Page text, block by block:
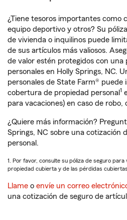
¿Tiene tesoros importantes como
equipo deportivo y otros? Su
de vivienda o inquilinos puede
de sus artículos más valiosos.
de valor estén protegidos con una
personales en Holly Springs, NC.
personales de State Farm® puede
cobertura de propiedad personal 1
para vacaciones) en caso de
¿Quiere más información?
Springs, NC sobre una cotización
personal.
1. Por favor, consulte su póliza de seguro
propiedad cubierta y de las pérdidas cubiertas.
Llame o envíe un correo
una cotización de seguro de